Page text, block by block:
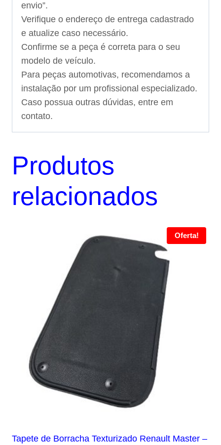
envio”.
Verifique o endereço de entrega cadastrado
e atualize caso necessário.
Confirme se a peça é correta para o seu
modelo de veículo.
Para peças automotivas, recomendamos a
instalação por um profissional especializado.
Caso possua outras dúvidas, entre em
contato.
Produtos
relacionados
Oferta!
Tapete de Borracha Texturizado Renault Master –